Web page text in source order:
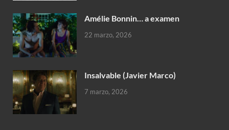
Amélie Bonnin… a examen
22 marzo, 2026
Insalvable (Javier Marco)
7 marzo, 2026